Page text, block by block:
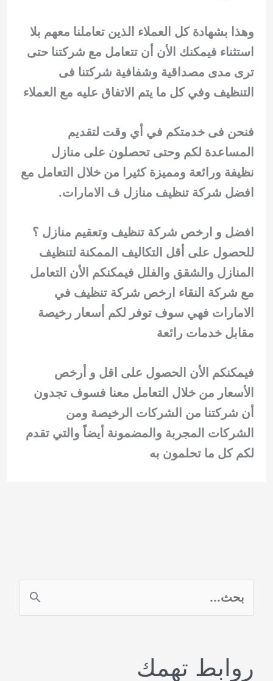
وهذا بشهادة كل العملاء الذين تعاملنا معهم بلا
استثناء فيمكنك الأن أن تتعامل مع شركتنا حتى
ترى مدى مصداقية وشفافية شركتنا فى
التنظيف وفي كل ما يتم الاتفاق عليه مع العملاء
فنحن فى خدمتكم في أي وقت لتقديم
المساعدة لكم وحتى تحصلون على منازل
نظيفة ورائعة ومميزة كثيرا من خلال التعامل مع
افضل شركة تنظيف منازل ف الامارات.
افضل و ارخص شركة تنظيف وتعقيم منازل ؟
للحصول على أقل التكاليف الممكنة لتنظيف
المنازل والشقق والفلل فيمكنكم الأن التعامل
مع شركة النقاء ارخص شركة تنظيف في
الامارات فهي سوف توفر لكم أسعار رخيصة
مقابل خدمات رائعة
فيمكنكم الأن الحصول على اقل و أرخص
الأسعار من خلال التعامل معنا فسوف تجدون
أن شركتنا من الشركات الرخيصة ومن
الشركات المجربة والمضمونة أيضاً والتي تقدم
لكم كل ما تحلمون به
ل
روابط تهمك